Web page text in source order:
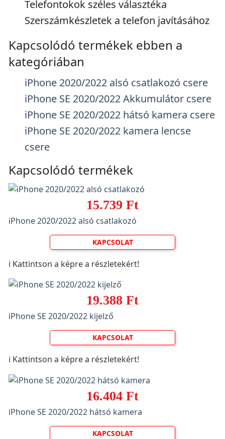
Telefontokok széles választéka
Szerszámkészletek a telefon javításához
Kapcsolódó termékek ebben a
kategóriában
iPhone 2020/2022 alsó csatlakozó csere
iPhone SE 2020/2022 Akkumulátor csere
iPhone SE 2020/2022 hátsó kamera csere
iPhone SE 2020/2022 kamera lencse
csere
Kapcsolódó termékek
15.739 Ft
iPhone 2020/2022 alsó csatlakozó
KAPCSOLAT
ℹ️ Kattintson a képre a részletekért!
19.388 Ft
iPhone SE 2020/2022 kijelző
KAPCSOLAT
ℹ️ Kattintson a képre a részletekért!
16.404 Ft
iPhone SE 2020/2022 hátsó kamera
KAPCSOLAT